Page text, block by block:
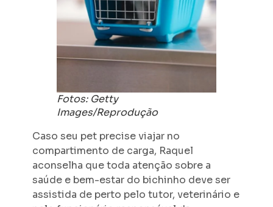
Fotos: Getty
Images/Reprodução
Caso seu pet precise viajar no
compartimento de carga, Raquel
aconselha que toda atenção sobre a
saúde e bem-estar do bichinho deve ser
assistida de perto pelo tutor, veterinário e